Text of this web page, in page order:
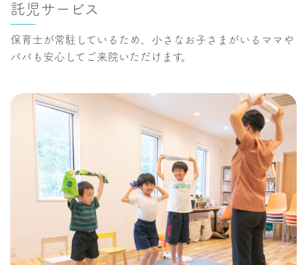
託児サービス
保育士が常駐しているため、小さなお子さまがいるママや
パパも安心してご来院いただけます。